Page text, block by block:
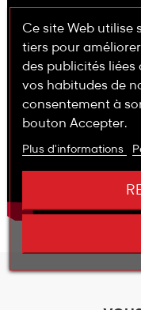
Ce site Web utilise
tiers pour
des publicités liées
vos habitudes de
consentement à
bouton Accepter.
Plus d'informations